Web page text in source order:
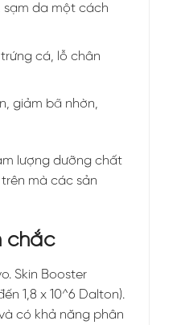
sạm da một cách
cá, lỗ chân
giảm bã nhờn,
lượng dưỡng chất
mà các sản
chắc
Skin Booster
1,8 x 10^6 Dalton).
có khả năng phân